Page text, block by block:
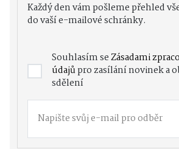
Každý den vám pošleme přehled
do vaší e-mailové schránky.
Souhlasím seZásadami
údajůpro zasílání novinek a
sdělení